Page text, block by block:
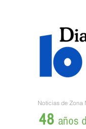
Noticias de Zona
48 años